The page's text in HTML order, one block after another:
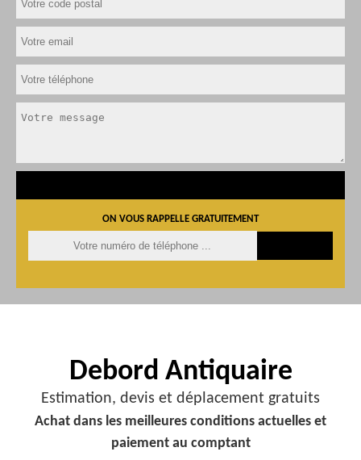
ON VOUS RAPPELLE GRATUITEMENT
Debord Antiquaire
Estimation, devis et déplacement gratuits
Achat dans les meilleures conditions actuelles et
paiement au comptant